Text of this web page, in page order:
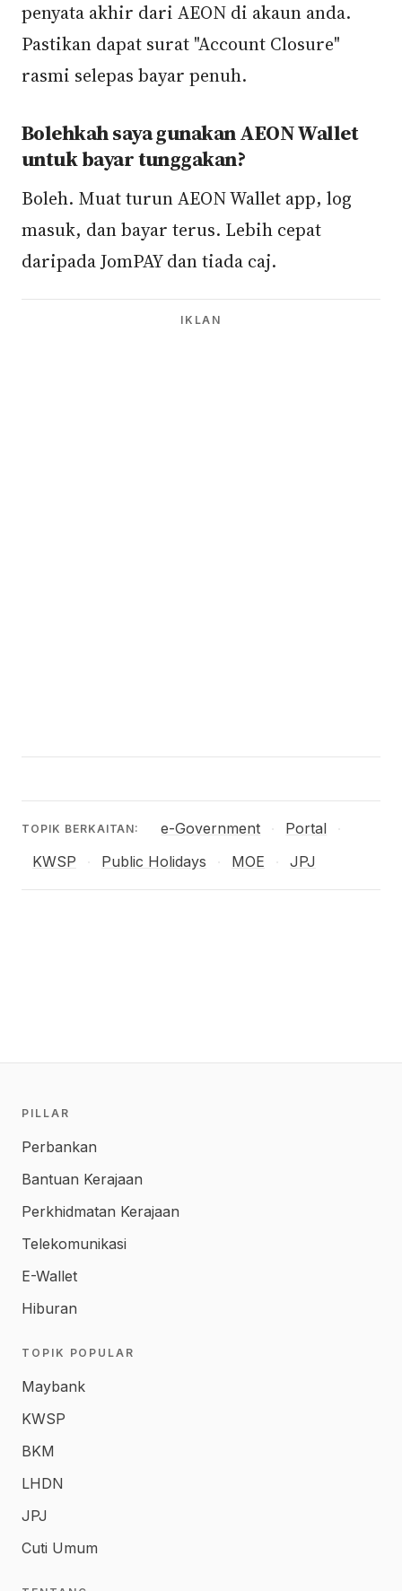
penyata akhir dari AEON di akaun anda.
Pastikan dapat surat "Account Closure"
rasmi selepas bayar penuh.
Bolehkah saya gunakan AEON Wallet
untuk bayar tunggakan?
Boleh. Muat turun AEON Wallet app, log
masuk, dan bayar terus. Lebih cepat
daripada JomPAY dan tiada caj.
IKLAN
TOPIK BERKAITAN: e-Government Portal
KWSP
Public Holidays MOE JPJ
PILLAR
Perbankan
Bantuan Kerajaan
Perkhidmatan Kerajaan
Telekomunikasi
E-Wallet
Hiburan
TOPIK POPULAR
Maybank
KWSP
BKM
LHDN
JPJ
Cuti Umum